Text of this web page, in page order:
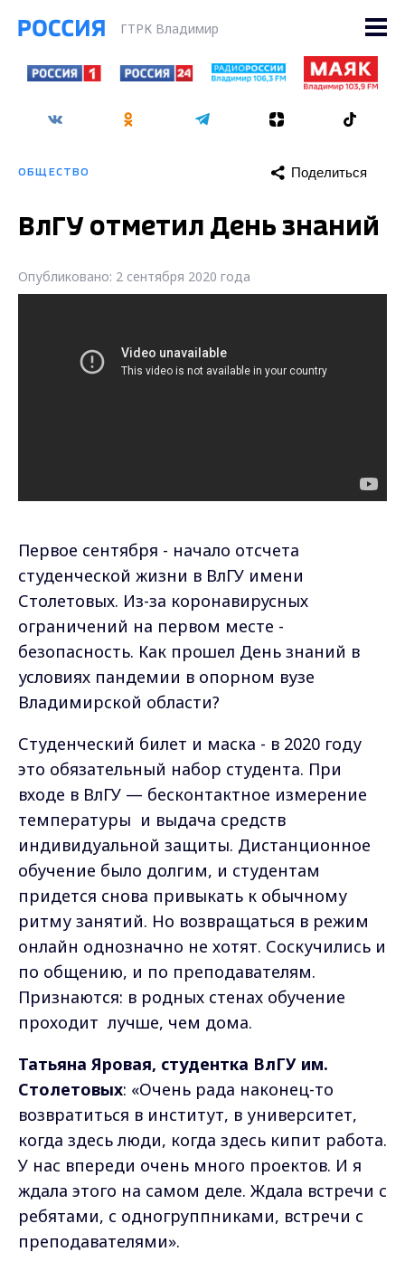
ГТРК Владимир
ОБЩЕСТВО Поделиться
ВлГУ отметил День знаний
Опубликовано: 2 сентября 2020 года
Первое сентября - начало отсчета
студенческой жизни в ВлГУ имени
Столетовых. Из-за коронавирусных
ограничений на первом месте -
безопасность. Как прошел День знаний в
условиях пандемии в опорном вузе
Владимирской области?
Студенческий билет и маска - в 2020 году
это обязательный набор студента. При
входе в ВлГУ — бесконтактное измерение
температуры и выдача средств
индивидуальной защиты. Дистанционное
обучение было долгим, и студентам
придется снова привыкать к обычному
ритму занятий. Но возвращаться в режим
онлайн однозначно не хотят. Соскучились и
по общению, и по преподавателям.
Признаются: в родных стенах обучение
проходит лучше, чем дома.
Татьяна Яровая, студентка ВлГУ им.
Столетовых: «Очень рада наконец-то
возвратиться в институт, в университет,
когда здесь люди, когда здесь кипит работа.
У нас впереди очень много проектов. И я
ждала этого на самом деле. Ждала встречи с
ребятами, с одногруппниками, встречи с
преподавателями».